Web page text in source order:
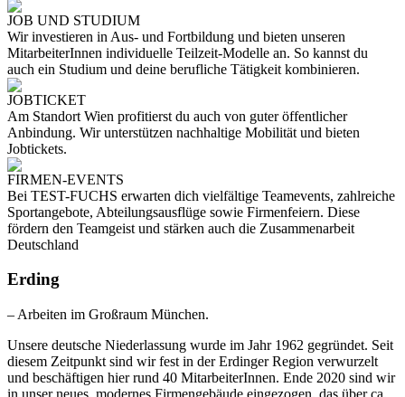
JOB UND STUDIUM
Wir investieren in Aus- und Fortbildung und bieten unseren
MitarbeiterInnen individuelle Teilzeit-Modelle an. So kannst du
auch ein Studium und deine berufliche Tätigkeit kombinieren.
JOBTICKET
Am Standort Wien profitierst du auch von guter öffentlicher
Anbindung. Wir unterstützen nachhaltige Mobilität und bieten
Jobtickets.
FIRMEN-EVENTS
Bei TEST-FUCHS erwarten dich vielfältige Teamevents, zahlreiche
Sportangebote, Abteilungsausflüge sowie Firmenfeiern. Diese
fördern den Teamgeist und stärken auch die Zusammenarbeit
Deutschland
Erding
– Arbeiten im Großraum München.
Unsere deutsche Niederlassung wurde im Jahr 1962 gegründet. Seit
diesem Zeitpunkt sind wir fest in der Erdinger Region verwurzelt
und beschäftigen hier rund 40 MitarbeiterInnen. Ende 2020 sind wir